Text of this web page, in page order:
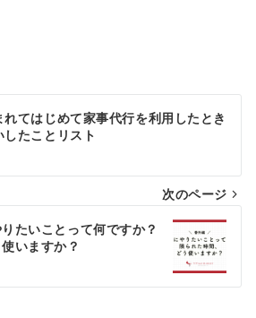
れてはじめて家事代行を利用したとき
したことリスト
次のページ
たいことって何ですか？
いますか？